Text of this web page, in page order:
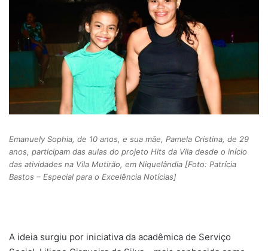
Emanuely Sophia, de 10 anos, e sua mãe, Pamela Cristina, de 29
anos, participam das aulas do projeto Hits da Vila desde o início
das atividades na Vila Mutirão, em Niquelândia [Foto: Patrícia
Bastos – Especial para o Excelência Notícias]
A ideia surgiu por iniciativa da acadêmica de Serviço